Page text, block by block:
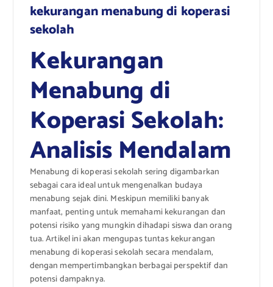
kekurangan menabung di koperasi
sekolah
Kekurangan
Menabung di
Koperasi Sekolah:
Analisis Mendalam
Menabung di koperasi sekolah sering digambarkan
sebagai cara ideal untuk mengenalkan budaya
menabung sejak dini. Meskipun memiliki banyak
manfaat, penting untuk memahami kekurangan dan
potensi risiko yang mungkin dihadapi siswa dan orang
tua. Artikel ini akan mengupas tuntas kekurangan
menabung di koperasi sekolah secara mendalam,
dengan mempertimbangkan berbagai perspektif dan
potensi dampaknya.